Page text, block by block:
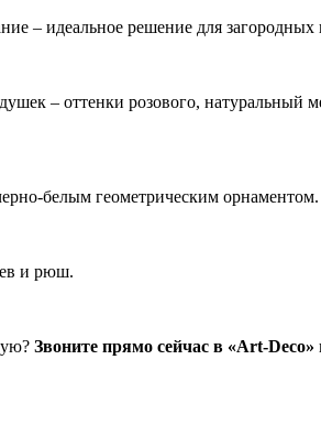
– идеальное решение для
– оттенки розового,
белым геометрическим орнаментом.
и рюш.
Звоните прямо сейчас в «Art-Deco»